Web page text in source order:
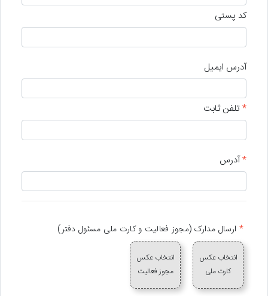
کد پستی
آدرس ایمیل
* تلفن ثابت
*آدرس
* ارسال مدارک (مجوز فعالیت و کارت ملی مسئول دفتر)
انتخاب عکس
کارت ملی
انتخاب عکس
مجوز فعالیت